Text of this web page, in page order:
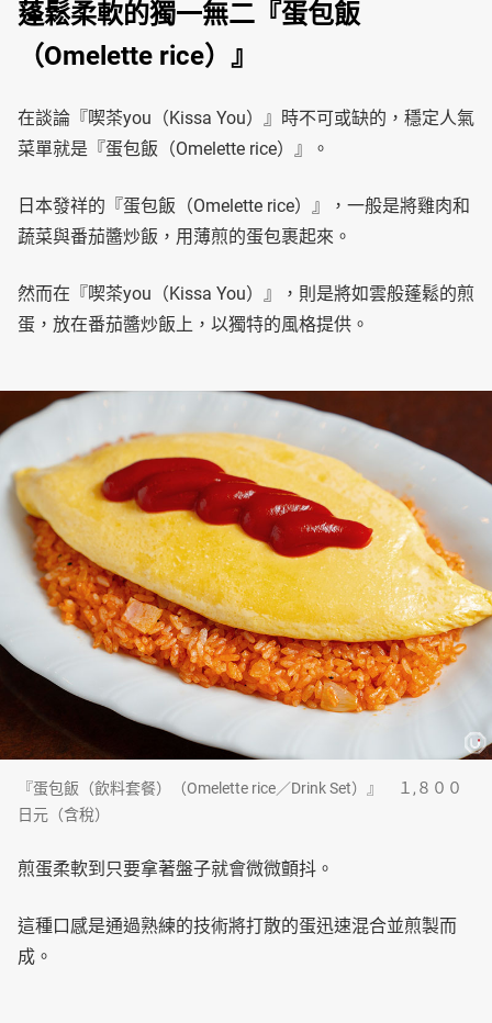
蓬鬆柔軟的獨一無二『蛋包飯
（Omelette rice）』
在談論『喫茶you（Kissa You）』時不可或缺的，穩定人氣
菜單就是『蛋包飯（Omelette rice）』。
日本發祥的『蛋包飯（Omelette rice）』，一般是將雞肉和
蔬菜與番茄醬炒飯，用薄煎的蛋包裹起來。
然而在『喫茶you（Kissa You）』，則是將如雲般蓬鬆的煎
蛋，放在番茄醬炒飯上，以獨特的風格提供。
『蛋包飯（飲料套餐）（Omelette rice／Drink Set）』 １,８００
日元（含稅）
煎蛋柔軟到只要拿著盤子就會微微顫抖。
這種口感是通過熟練的技術將打散的蛋迅速混合並煎製而
成。